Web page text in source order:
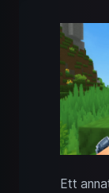
Ett